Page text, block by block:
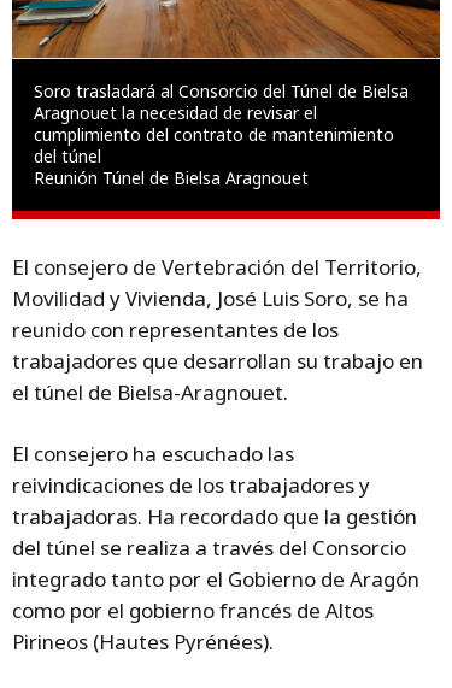
Soro trasladará al Consorcio del Túnel de Bielsa
Aragnouet la necesidad de revisar el
cumplimiento del contrato de mantenimiento
del túnel
Reunión Túnel de Bielsa Aragnouet
El consejero de Vertebración del Territorio,
Movilidad y Vivienda, José Luis Soro, se ha
reunido con representantes de los
trabajadores que desarrollan su trabajo en
el túnel de Bielsa-Aragnouet.
El consejero ha escuchado las
reivindicaciones de los trabajadores y
trabajadoras. Ha recordado que la gestión
del túnel se realiza a través del Consorcio
integrado tanto por el Gobierno de Aragón
como por el gobierno francés de Altos
Pirineos (Hautes Pyrénées).